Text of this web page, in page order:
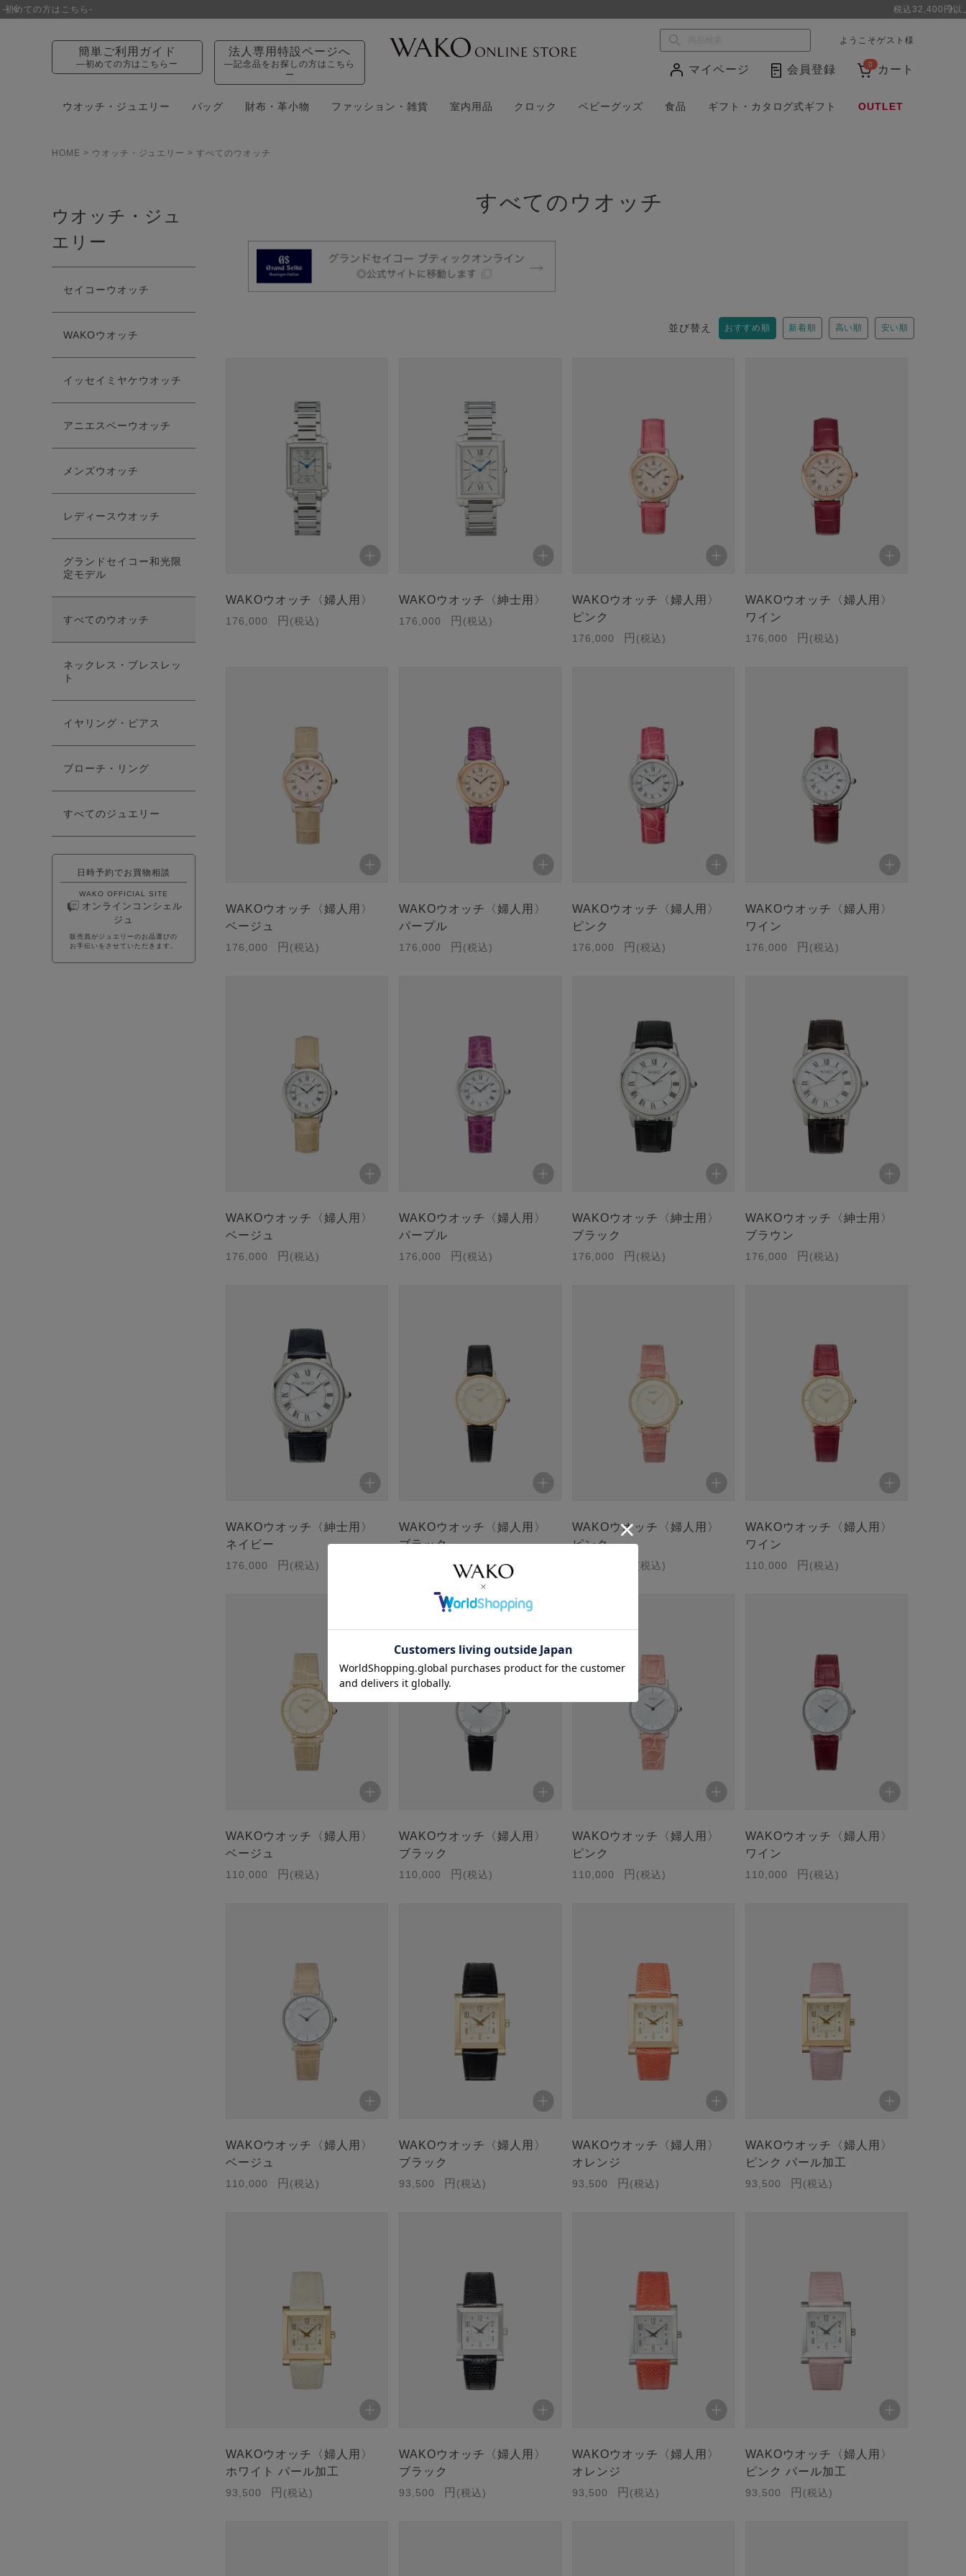
簡単ご利用ガイド
—初めての方はこちらー
法人専用特設ページへ
—記念品をお探しの方はこちら
ー
ようこそゲスト様
マイページ 会員登録 0 カート
ウオッチ・ジュエリー バッグ 財布・革小物 ファッション・雑貨 室内用品 クロック ベビーグッズ 食品 ギフト・カタログ式ギフト OUTLET
HOME ウオッチ・ジュエリー すべてのウオッチ
ウオッチ・ジュ
エリー
セイコーウオッチ
WAKOウオッチ
イッセイミヤケウオッチ
アニエスベーウオッチ
メンズウオッチ
レディースウオッチ
グランドセイコー和光限
定モデル
すべてのウオッチ
ネックレス・ブレスレッ
ト
イヤリング・ピアス
ブローチ・リング
すべてのジュエリー
日時予約でお買物相談
WAKO OFFICIAL SITE
オンラインコンシェル
ジュ
販売員がジュエリーのお品選びの
お手伝いをさせていただきます。
すべてのウオッチ
並び替え おすすめ順 新着順 高い順 安い順
WAKOウオッチ〈婦人用〉
176,000 税込
WAKOウオッチ〈紳士用〉
176,000 税込
WAKOウオッチ〈婦人用〉
ピンク
176,000 税込
WAKOウオッチ〈婦人用〉
ワイン
176,000 税込
WAKOウオッチ〈婦人用〉
ベージュ
176,000 税込
WAKOウオッチ〈婦人用〉
パープル
176,000 税込
WAKOウオッチ〈婦人用〉
ピンク
176,000 税込
WAKOウオッチ〈婦人用〉
ワイン
176,000 税込
WAKOウオッチ〈婦人用〉
ベージュ
176,000 税込
WAKOウオッチ〈婦人用〉
パープル
176,000 税込
WAKOウオッチ〈紳士用〉
ブラック
176,000 税込
WAKOウオッチ〈紳士用〉
ブラウン
176,000 税込
WAKOウオッチ〈紳士用〉
ネイビー
176,000 税込
WAKOウオッチ〈婦人用〉
ブラック
税込
WAKOウオッチ〈婦人用〉
ピンク
税込
WAKOウオッチ〈婦人用〉
ワイン
110,000 税込
WAKOウオッチ〈婦人用〉
ベージュ
110,000 税込
WAKOウオッチ〈婦人用〉
ブラック
110,000 税込
WAKOウオッチ〈婦人用〉
ピンク
110,000 税込
WAKOウオッチ〈婦人用〉
ワイン
110,000 税込
WAKOウオッチ〈婦人用〉
ベージュ
110,000 税込
WAKOウオッチ〈婦人用〉
ブラック
93,500 税込
WAKOウオッチ〈婦人用〉
オレンジ
93,500 税込
WAKOウオッチ〈婦人用〉
ピンク パール加工
93,500 税込
WAKOウオッチ〈婦人用〉
ホワイト パール加工
93,500 税込
WAKOウオッチ〈婦人用〉
ブラック
93,500 税込
WAKOウオッチ〈婦人用〉
オレンジ
93,500 税込
WAKOウオッチ〈婦人用〉
ピンク パール加工
93,500 税込